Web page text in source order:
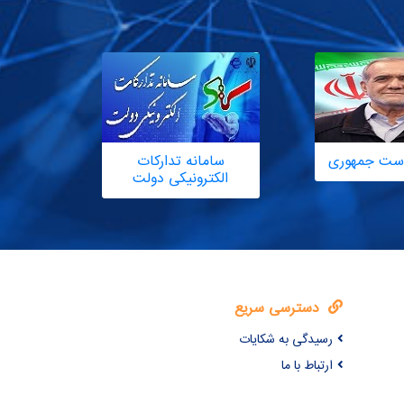
جمهوری سامانه تدارکات
الکترونیکی دولت
دسترسی سریع
رسیدگی به شکایات
ارتباط با ما